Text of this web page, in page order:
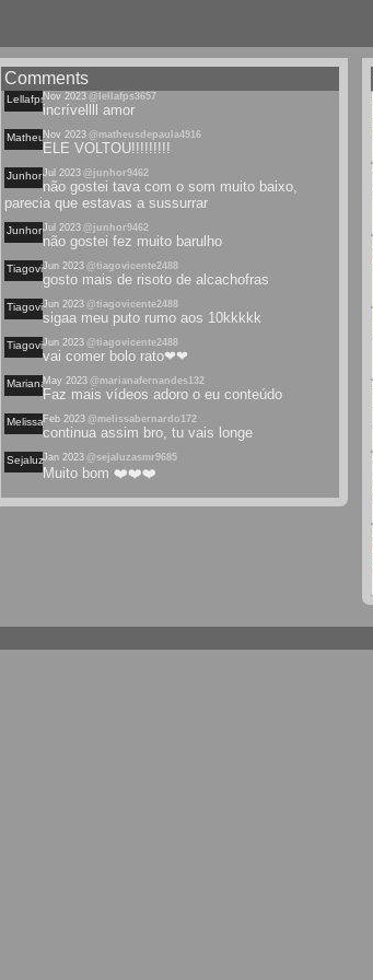
Comments
LellafpsNov 2023 @lellafps3657
incrívellll amor
Matheusdepaula
Nov 2023 @matheusdepaula4916
ELE VOLTOU!!!!!!!!!
JunhorJul 2023 @junhor9462
não gostei tava com o som muito baixo,
parecia que estavas a sussurrar
JunhorJul 2023 @junhor9462
não gostei fez muito barulho
Tiagovicente
Jun 2023 @tiagovicente2488
gosto mais de risoto de alcachofras
Tiagovicente
Jun 2023 @tiagovicente2488
sigaa meu puto rumo aos 10kkkkk
Tiagovicente
Jun 2023 @tiagovicente2488
vai comer bolo rato❤❤
Marianafernandes
May 2023 @marianafernandes132
Faz mais vídeos adoro o eu conteúdo
Melissabernardo
Feb 2023 @melissabernardo172
continua assim bro, tu vais longe
Sejaluzasmr
Jan 2023 @sejaluzasmr9685
Muito bom ❤️❤️❤️